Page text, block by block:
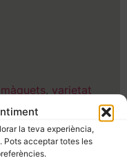
la teva experiència,
Pots acceptar totes les
, varietat